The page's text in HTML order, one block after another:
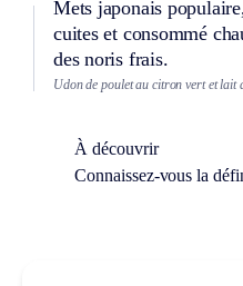
Mets japonais
cuites et consommé
des noris frais.
Udon de poulet au citron vert et lait
À découvrir
Connaissez-vous la